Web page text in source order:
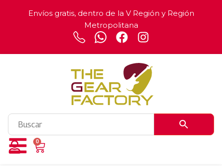
Envíos gratis, dentro de la V Región y Región
Metropolitana
0